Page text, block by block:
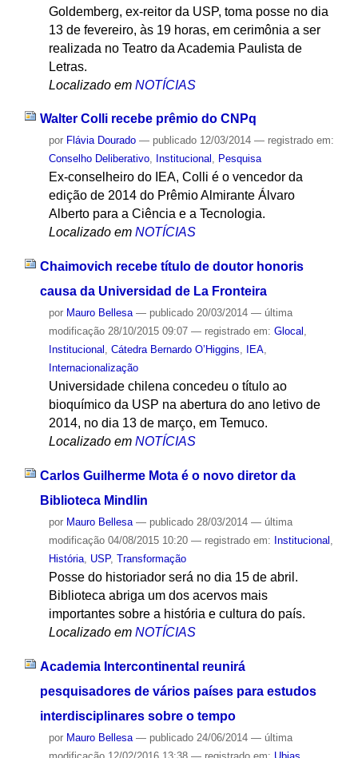
Goldemberg, ex-reitor da USP, toma posse no dia
13 de fevereiro, às 19 horas, em cerimônia a ser
realizada no Teatro da Academia Paulista de
Letras.
Localizado em NOTÍCIAS
Walter Colli recebe prêmio do CNPq
por Flávia Dourado — publicado12/03/2014 — registrado em:
Conselho Deliberativo, Institucional , Pesquisa
Ex-conselheiro do IEA, Colli é o vencedor da
edição de 2014 do Prêmio Almirante Álvaro
Alberto para a Ciência e a Tecnologia.
Localizado em NOTÍCIAS
Chaimovich recebe título de doutor honoris
causa da Universidad de La Fronteira
por Mauro Bellesa — publicado20/03/2014 — última
modificação28/10/2015 09:07 — registrado em: Glocal ,
Institucional , Cátedra Bernardo O’Higgins, IEA,
Internacionalização
Universidade chilena concedeu o título ao
bioquímico da USP na abertura do ano letivo de
2014, no dia 13 de março, em Temuco.
Localizado em NOTÍCIAS
Carlos Guilherme Mota é o novo diretor da
Biblioteca Mindlin
por Mauro Bellesa — publicado28/03/2014 — última
modificação04/08/2015 10:20 — registrado em: Institucional
História, USP, Transformação
Posse do historiador será no dia 15 de abril.
Biblioteca abriga um dos acervos mais
importantes sobre a história e cultura do país.
Localizado em NOTÍCIAS
Academia Intercontinental reunirá
pesquisadores de vários países para estudos
interdisciplinares sobre o tempo
por Mauro Bellesa — publicado24/06/2014 — última